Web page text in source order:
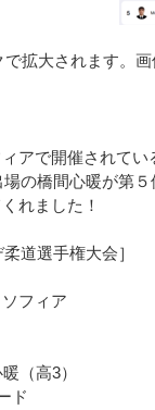
で拡大されます。
アで開催されて
の橋間心暖が第
れました！
道選手権大会］
フィア
（高3）
ド